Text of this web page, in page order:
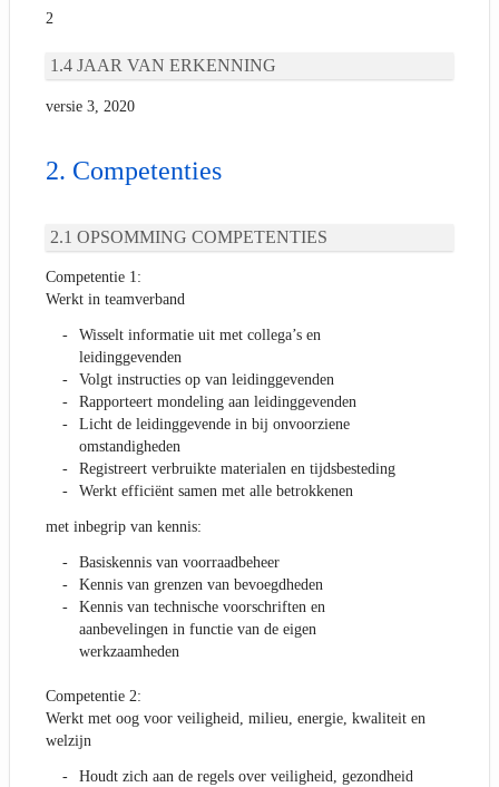
2
JAAR VAN ERKENNING
versie 3, 2020
Competenties
OPSOMMING COMPETENTIES
Competentie 1:
Werkt in teamverband
Wisselt informatie uit met collega’s en
leidinggevenden
Volgt instructies op van leidinggevenden
Rapporteert mondeling aan leidinggevenden
Licht de leidinggevende in bij onvoorziene
omstandigheden
Registreert verbruikte materialen en tijdsbesteding
Werkt efficiënt samen met alle betrokkenen
met inbegrip van kennis:
Basiskennis van voorraadbeheer
Kennis van grenzen van bevoegdheden
Kennis van technische voorschriften en
aanbevelingen in functie van de eigen
werkzaamheden
Competentie 2:
Werkt met oog voor veiligheid, milieu, energie, kwaliteit en
welzijn
Houdt zich aan de regels over veiligheid, gezondheid